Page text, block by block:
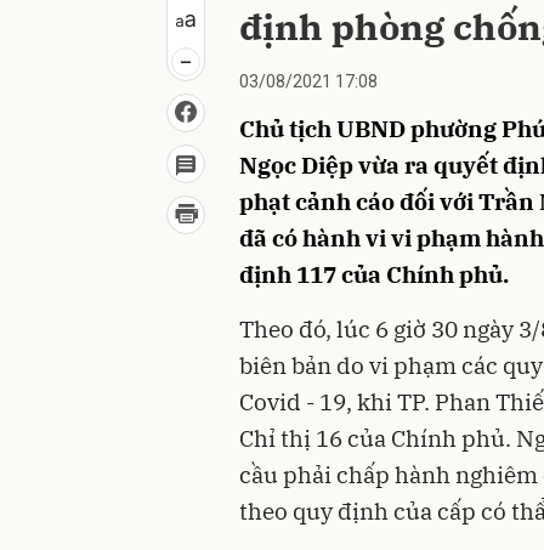
định phòng
03/08/2021 17:08
Chủ tịch UBND phường
Ngọc Diệp vừa ra quyết
phạt cảnh cáo đối với Trần
đã có hành vi vi phạm
định 117 của Chính phủ.
Theo đó, lúc 6 giờ 30 ngày
biên bản do vi phạm các
Covid - 19, khi TP. Phan
Chỉ thị 16 của Chính phủ.
cầu phải chấp hành
theo quy định của cấp có